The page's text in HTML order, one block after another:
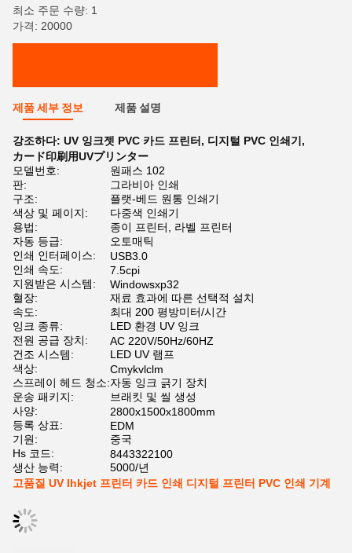
최소 주문 수량: 1
가격: 20000
제품 세부 정보 제품 설명
강조하다: UV 잉크젯 PVC 카드 프린터 , 디지털 PVC 인쇄기 ,
カード印刷用UVプリンター
모델번호:
원패스 102
판:
그라비아 인쇄
구조:
플랫-베드 원통 인쇄기
색상 및 페이지:
다중색 인쇄기
용법:
종이 프린터, 라벨 프린터
자동 등급:
오토매틱
인쇄 인터페이스:
USB3.0
인쇄 속도:
7.5cpi
지원받은 시스템:
Windowsxp32
혈장:
재료 효과에 따른 선택적 설치
속도:
최대 200 평방미터/시간
잉크 종류:
LED 환경 UV 잉크
전원 공급 장치:
AC 220V/50Hz/60HZ
건조 시스템:
LED UV 램프
색상:
Cmykvlclm
스프레이 헤드 청소:자동 잉크 긁기 장치
운송 패키지:
브래킷 및 씰 생성
사양:
2800x1500x1800mm
등록 상표:
EDM
기원:
중국
Hs 코드:
8443322100
생산 능력:
5000/년
고품질 UV Ihkjet 프린터 카드 인쇄 디지털 프린터 PVC 인쇄 기계